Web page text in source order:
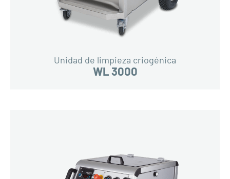
Unidad de limpieza criogénica
WL 3000